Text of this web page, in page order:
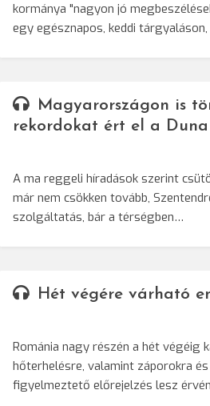
kormánya "nagyon jó
egy egésznapos, keddi
Magyarországon is
rekordokat ért el a Duna
A ma reggeli híradások szerint
már nem csökken tovább,
szolgáltatás, bár a térségben…
Hét végére várható
Románia nagy részén a hét végéig
hőterhelésre, valamint záporokra
figyelmeztető előrejelzés lesz